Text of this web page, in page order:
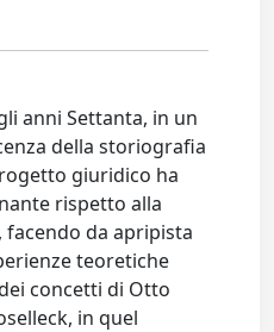
anni Settanta, in un
della storiografia
giuridico ha
rispetto alla
facendo da apripista
teoretiche
concetti di Otto
in quel